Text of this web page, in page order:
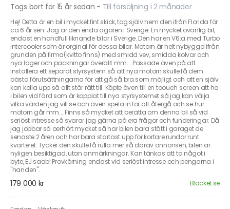
Togs bort för 15 år sedan - Till försäljning i 2 månader
Hej! Detta är en bil i mycket fint skick, tog själv hem den ifrån Florida för
ca 6 år sen. Jag är den enda ägaren i Sverige. En mycket ovanlig bil,
endast en handfull liknande bilar i Sverige. Den har en V6:a med Turbo
intercooler som är orginal för dessa bilar. Motorn är helt nybyggd ifrån
grunden på firma(kvitto finns) med smidd vev, smidda kolvar och
nya lager och packningar överallt mm... Passade även på att
installera ett separat styrsystem så att nya motorn skulle få dem
bästa förutsättningarna för att gå så bra som möjligt och att en själv
kan kolla upp så allt står rätt till. Köpte även till en toouch screen att ha
i bilen vid färd som är kopplat till nya styrsystemet så jag kan välja
vilka värden jag vill se och även spela in för att återgå och se hur
motorn går mm... Finns så mycket att berätta om denna bil så vid
seriöst intresse så svarar jag gärna på era frågor och funderingar. Då
jag jobbar så oerhört mycket så har bilen bara stått i garaget de
senaste 2 åren och har bara startast upp för kortare rundor runt
kvarteret. Tycker den skulle få rulla mer så därav annonsen, bilen är
nyligen besiktigad, utan anmärkningar. Kan tänkas att ta något i
byte, EJ saab! Provkörning endast vid seriöst intresse och pengarna i
"handen".
179 000 kr Blocket.se